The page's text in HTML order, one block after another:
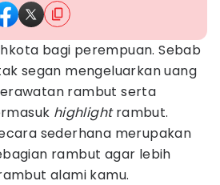
bagi perempuan. Sebab
segan mengeluarkan uang
rambut serta
highlightrambut.
sederhana merupakan
rambut agar lebih
alami kamu.